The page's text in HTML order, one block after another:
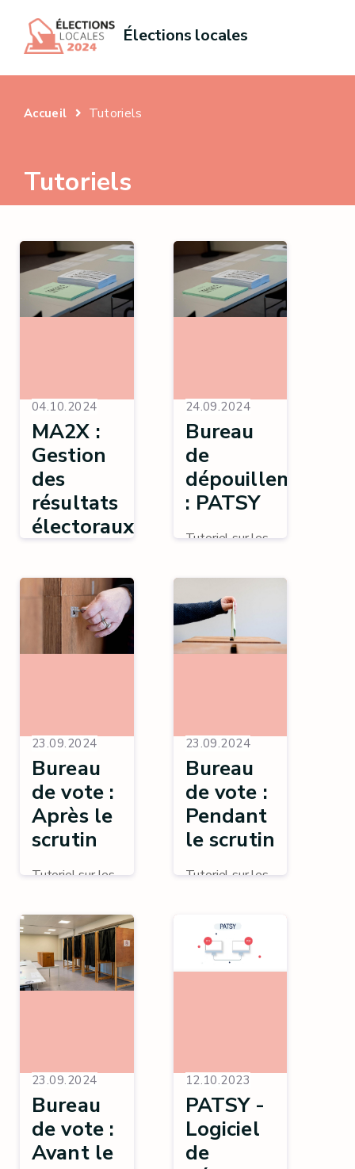
Élections locales
Accueil Tutoriels
Tutoriels
04.10.2024
MA2X :
Gestion
des
résultats
électoraux
pour la gestion
des résultats
électoraux via
MA2X.
24.09.2024
Bureau
de
dépouillement
: PATSY
Tutoriel sur les
dépouillement
grâce au logiciel
PATSY.
23.09.2024
Bureau
de vote :
Après le
scrutin
Tutoriel sur les
après le scrutin.
23.09.2024
Bureau
de vote :
Pendant
le scrutin
Tutoriel sur les
pendant le
scrutin.
23.09.2024
Bureau
de vote :
Avant le
12.10.2023
PATSY -
Logiciel
de